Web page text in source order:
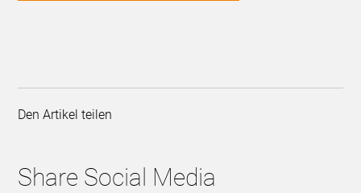
Den Artikel teilen
Share Social Media